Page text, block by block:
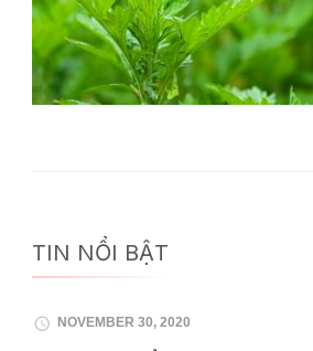
TIN NỔI BẬT
NOVEMBER 30, 2020